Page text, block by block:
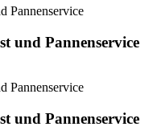
und Pannenservice
und Pannenservice